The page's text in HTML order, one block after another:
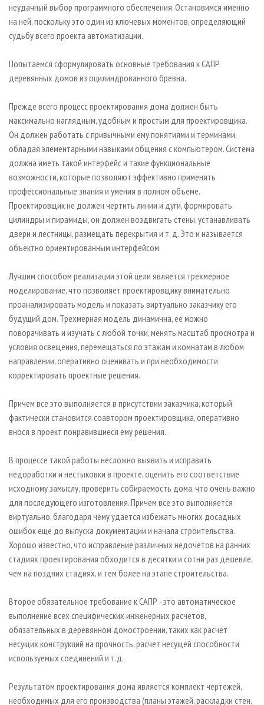
неудачный выбор программного обеспечения. Остановимся именно
на ней, поскольку это один из ключевых моментов, определяющий
судьбу всего проекта автоматизации.
Попытаемся сформулировать основные требования к САПР
деревянных домов из оцилиндрованного бревна.
Прежде всего процесс проектирования дома должен быть
максимально наглядным, удобным и простым для проектировщика.
Он должен работать с привычными ему понятиями и терминами,
обладая элементарными навыками общения с компьютером. Система
должна иметь такой интерфейс и такие функциональные
возможности, которые позволяют эффективно применять
профессиональные знания и умения в полном объеме.
Проектировщик не должен чертить линии и дуги, формировать
цилиндры и пирамиды, он должен воздвигать стены, устанавливать
двери и лестницы, размещать перекрытия и т. д. Это и называется
объектно ориентированным интерфейсом.
Лучшим способом реализации этой цели является трехмерное
моделирование, что позволяет проектировщику внимательно
проанализировать модель и показать виртуально заказчику его
будущий дом. Трехмерная модель динамична, ее можно
поворачивать и изучать с любой точки, менять масштаб просмотра и
условия освещения, перемещаться по этажам и комнатам в любом
направлении, оперативно оценивать и при необходимости
корректировать проектные решения.
Причем все это выполняется в присутствии заказчика, который
фактически становится соавтором проектировщика, оперативно
внося в проект понравившиеся ему решения.
В процессе такой работы несложно выявить и исправить
недоработки и нестыковки в проекте, оценить его соответствие
исходному замыслу, проверить собираемость дома, что очень важно
для последующего изготовления. Причем все это выполняется
виртуально, благодаря чему удается избежать многих досадных
ошибок еще до выпуска документации и начала строительства.
Хорошо известно, что исправление различных недочетов на ранних
стадиях проектирования обходится в десятки и сотни раз дешевле,
чем на поздних стадиях, и тем более на этапе строительства.
Второе обязательное требование к САПР - это автоматическое
выполнение всех специфических инженерных расчетов,
обязательных в деревянном домостроении, таких как расчет
несущих конструкций на прочность, расчет несущей способности
используемых соединений и т.д.
Результатом проектирования дома является комплект чертежей,
необходимых для его производства (планы этажей, раскладки стен,